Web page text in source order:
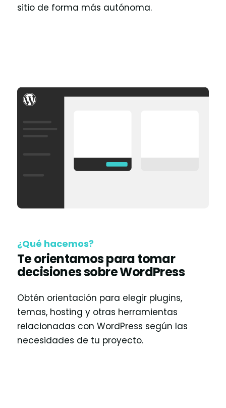
sitio de forma más autónoma.
¿Qué hacemos?
Te orientamos para tomar
decisiones sobre WordPress
Obtén orientación para elegir plugins,
temas, hosting y otras herramientas
relacionadas con WordPress según las
necesidades de tu proyecto.